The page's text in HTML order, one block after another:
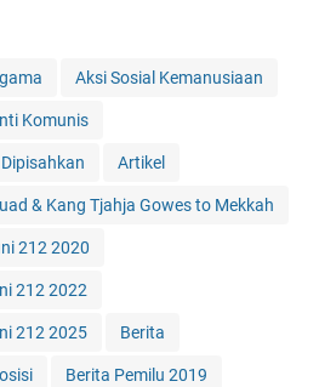
Aksi Sosial Kemanusiaan
Komunis
Artikel
& Kang Tjahja Gowes to Mekkah
212 2020
212 2022
212 2025 Berita
Berita Pemilu 2019